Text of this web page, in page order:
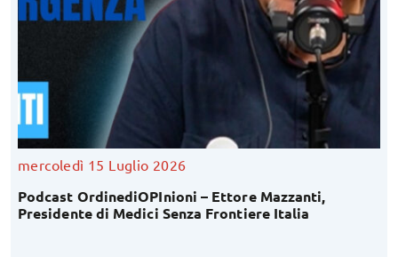
mercoledì 15 Luglio 2026
Podcast OrdinediOPInioni – Ettore Mazzanti,
Presidente di Medici Senza Frontiere Italia